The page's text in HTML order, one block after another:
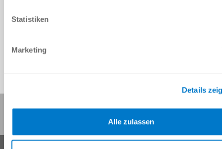
Statistiken
Marketing
Details
Alle zulassen